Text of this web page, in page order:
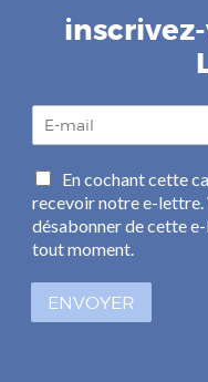
a
i
l
*
C
a
s
e
à
En cochant cette
recevoir notre e-lettre.
désabonner de cette
tout moment.
ENVOYER